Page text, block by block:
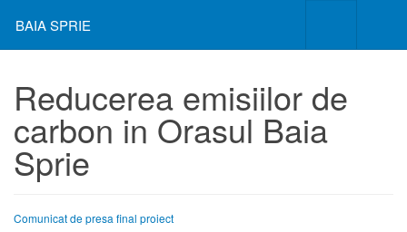
BAIA SPRIE
Reducerea emisiilor de
carbon in Orasul Baia
Sprie
Comunicat de presa final proiect